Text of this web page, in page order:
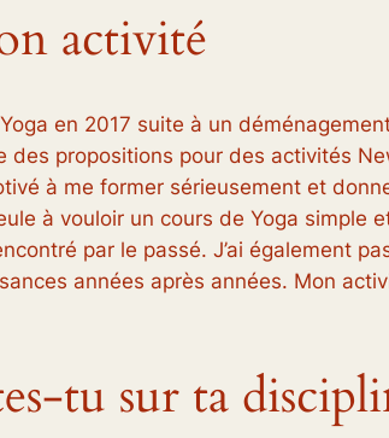
activité
en 2017 suite à un
des propositions pour des activités
à me former sérieusement et
à vouloir un cours de Yoga simple
par le passé. J’ai également
années après années. Mon
tu sur ta